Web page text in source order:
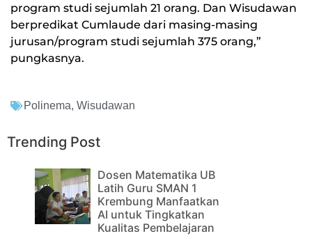
program studi sejumlah 21 orang. Dan Wisudawan
berpredikat Cumlaude dari masing-masing
jurusan/program studi sejumlah 375 orang,”
pungkasnya.
Polinema, Wisudawan
Trending Post
Dosen Matematika UB
Latih Guru SMAN 1
Krembung Manfaatkan
AI untuk Tingkatkan
Kualitas Pembelajaran